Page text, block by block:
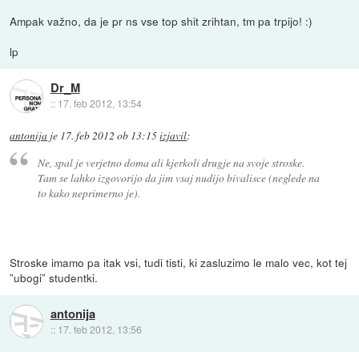
Ampak važno, da je pr ns vse top shit zrihtan, tm pa trpijo! :)
lp
Dr_M
:: 17. feb 2012, 13:54
antonija je 17. feb 2012 ob 13:15izjavil:
Ne, spal je verjetno doma ali kjerkoli drugje na svoje stroske.
Tam se lahko izgovorijo da jim vsaj nudijo bivalisce (neglede na
to kako neprimerno je).
Stroske imamo pa itak vsi, tudi tisti, ki zasluzimo le malo vec, kot tej
”ubogi” studentki.
antonija
:: 17. feb 2012, 13:56